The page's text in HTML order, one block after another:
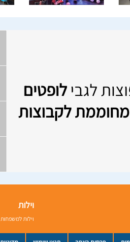
לגבילופטים
לקבוצות
וילות
וילות למשפחות